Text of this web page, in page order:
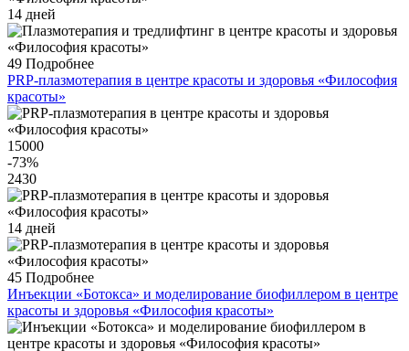
14 дней
49 Подробнее
PRP-плазмотерапия в центре красоты и здоровья «Философия
красоты»
15000
-73%
2430
14 дней
45 Подробнее
Инъекции «Ботокса» и моделирование биофиллером в центре
красоты и здоровья «Философия красоты»